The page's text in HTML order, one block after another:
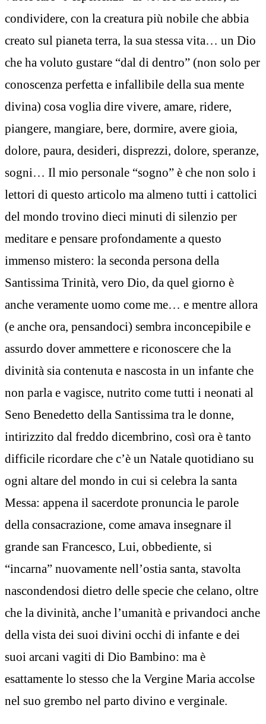
condividere, con la creatura più nobile che abbia
creato sul pianeta terra, la sua stessa vita… un Dio
che ha voluto gustare “dal di dentro” (non solo per
conoscenza perfetta e infallibile della sua mente
divina) cosa voglia dire vivere, amare, ridere,
piangere, mangiare, bere, dormire, avere gioia,
dolore, paura, desideri, disprezzi, dolore, speranze,
sogni… Il mio personale “sogno” è che non solo i
lettori di questo articolo ma almeno tutti i cattolici
del mondo trovino dieci minuti di silenzio per
meditare e pensare profondamente a questo
immenso mistero: la seconda persona della
Santissima Trinità, vero Dio, da quel giorno è
anche veramente uomo come me… e mentre allora
(e anche ora, pensandoci) sembra inconcepibile e
assurdo dover ammettere e riconoscere che la
divinità sia contenuta e nascosta in un infante che
non parla e vagisce, nutrito come tutti i neonati al
Seno Benedetto della Santissima tra le donne,
intirizzito dal freddo dicembrino, così ora è tanto
difficile ricordare che c’è un Natale quotidiano su
ogni altare del mondo in cui si celebra la santa
Messa: appena il sacerdote pronuncia le parole
della consacrazione, come amava insegnare il
grande san Francesco, Lui, obbediente, si
“incarna” nuovamente nell’ostia santa, stavolta
nascondendosi dietro delle specie che celano, oltre
che la divinità, anche l’umanità e privandoci anche
della vista dei suoi divini occhi di infante e dei
suoi arcani vagiti di Dio Bambino: ma è
esattamente lo stesso che la Vergine Maria accolse
nel suo grembo nel parto divino e verginale.